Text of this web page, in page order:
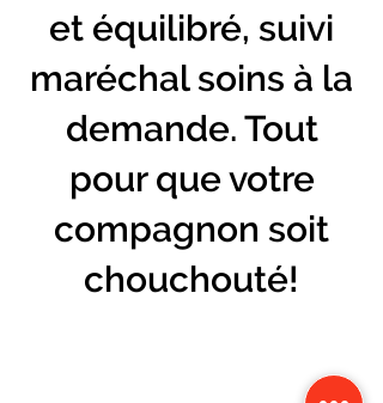
et équilibré, suivi
maréchal soins à la
demande. Tout
pour que votre
compagnon soit
chouchouté!